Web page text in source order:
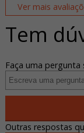
Ver mais
Tem
Faça uma
Outras respostas